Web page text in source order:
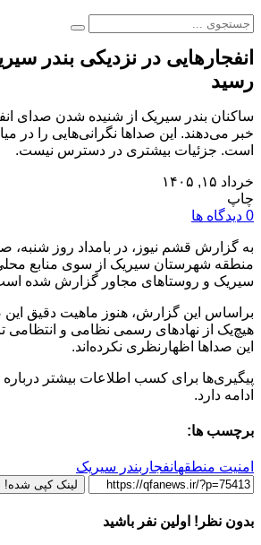
انفجارهایی در نزدیکی بندر
رسید
ساکنان بندر سیریک از شنیده شدن صدای
خبر می‌دهند. این صداها نگرانی‌هایی را در
است. جزئیات بیشتری در دسترس نیست.
خرداد ۱۵, ۱۴۰۵
چاپ
0 دیدگاه ها
به گزارش قشم نیوز، در بامداد روز شنبه،
منطقه شهرستان سیریک از سوی منابع محلی
سیریک و روستاهای مجاور گزارش شده
براساس این گزارش، هنوز ماهیت دقیق
هیچ‌یک از نهادهای رسمی نظامی و انتظامی
این صداها اظهارنظری نکرده‌اند.
پیگیری‌ها برای کسب اطلاعات بیشتر درباره
ادامه دارد.
برچسب ها:
امنیت منطقهانفجار بندر سیریک
لینک کپی شده!
بدون نظر! اولین نفر باشید